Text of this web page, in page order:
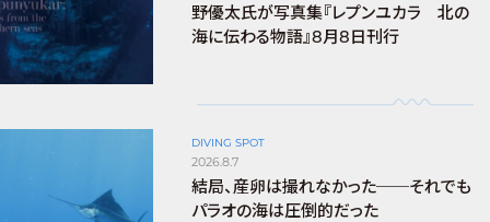
野優太氏が写真集『レプンユカラ 北の
海に伝わる物語』8月8日刊行
DIVING SPOT
2026.8.7
結局、産卵は撮れなかった──それでも
パラオの海は圧倒的だった